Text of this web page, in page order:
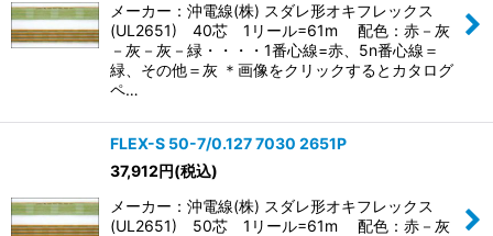
メーカー：沖電線(株) スダレ形オキフレックス
(UL2651) 40芯 1リール=61m 配色：赤－灰
－灰－灰－緑・・・・1番心線=赤、5n番心線＝
緑、その他＝灰 ＊画像をクリックするとカタログ
ペ…
FLEX-S 50-7/0.127 7030 2651P
37,912円(税込)
メーカー：沖電線(株) スダレ形オキフレックス
(UL2651) 50芯 1リール=61m 配色：赤－灰